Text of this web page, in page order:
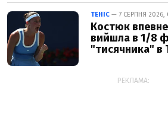
ТЕНІС — 7 СЕРПНЯ 2026,
Костюк
вийшла в 1/8
"тисячника" в
РЕКЛАМА: